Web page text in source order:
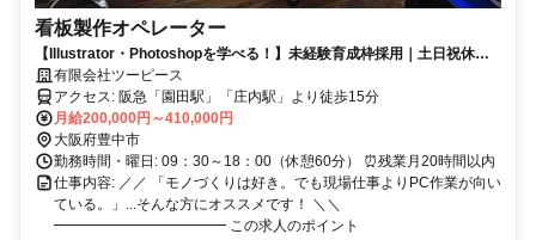
看板製作オペレーター
【Illustrator・Photoshopを学べる！】未経験育成枠採用｜土日祝休み
｜年間休日120日｜PC作業中心
有限会社ツーピース
アクセス: 阪急「園田駅」「庄内駅」より徒歩15分
月給200,000円～410,000円
大阪府豊中市
勤務時間・曜日: 09：30～18：00（休憩60分） ⏰残業月20時間以内
仕事内容: ／／ 「モノづくりは好き。でも現場仕事よりPC作業が向い
ている。」...そんな方にオススメです！ ＼＼
━━━━━━━━━━━━ この求人のポイント